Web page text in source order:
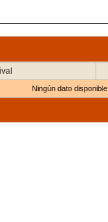
Ningún dato disponible